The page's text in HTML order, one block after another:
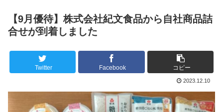
【9月優待】株式会社紀文食品から自社商品詰
合せが到着しました
Twitter Facebook コピー
2023.12.10